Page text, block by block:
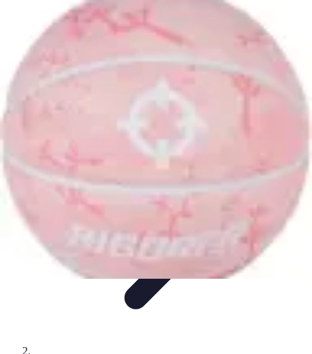
Analyse et performancesActualités
performances
Analyses
Basket Actu